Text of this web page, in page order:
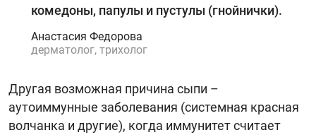
комедоны, папулы и пустулы (гнойнички).
Анастасия Федорова
дерматолог, трихолог
Другая возможная причина сыпи –
аутоиммунные заболевания (системная красная
волчанка и другие), когда иммунитет считает